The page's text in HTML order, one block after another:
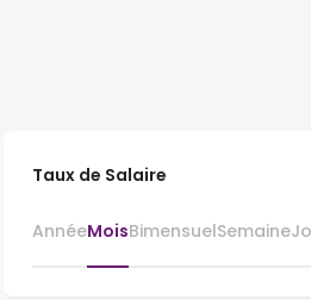
Taux de Salaire
AnnéeMoisBimensuelSemaine